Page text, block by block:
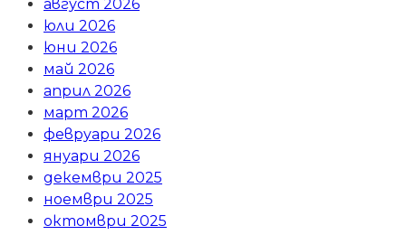
август 2026
юли 2026
юни 2026
май 2026
април 2026
март 2026
февруари 2026
януари 2026
декември 2025
ноември 2025
октомври 2025